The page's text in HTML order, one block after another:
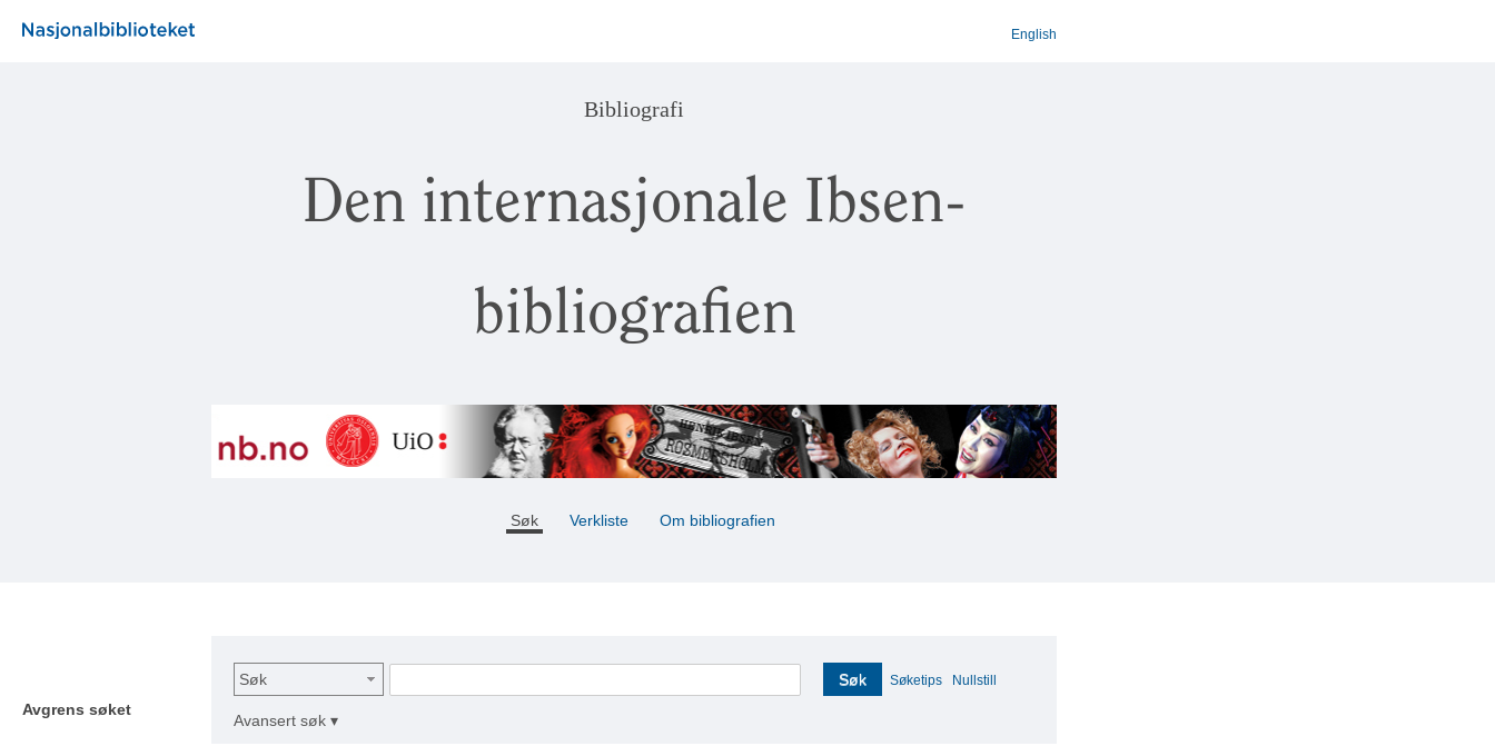
English
Bibliografi
Den internasjonale Ibsen-
bibliografien
Søk Verkliste Om bibliografien
Avgrens søket
Søk Søk Søketips Nullstill
Avansert søk ▾